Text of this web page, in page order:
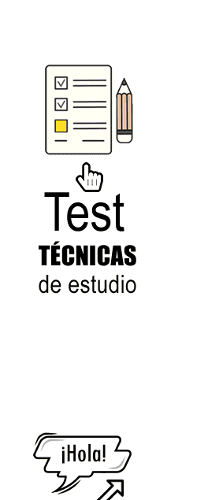
Ver/Ocultar temario
La numeración Ξ Los números Ξ El
numeral 0 y 1 Ξ Los números
naturales (N) Ξ Operaciones con
naturales Ξ Los números enteros (Z)
Ξ Operaciones con enteros Ξ Los
números racionales (Q) Ξ
Operaciones con racionales Ξ Los
números irracionales (Q') Ξ
Operaciones con irracionales Ξ
[Ingresar]
Ver/Ocultar temario